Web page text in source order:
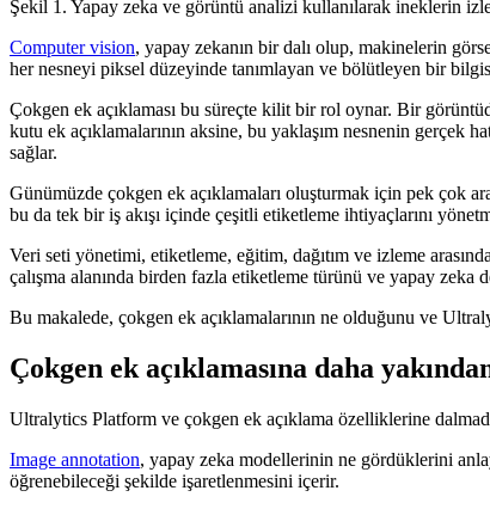
Şekil 1. Yapay zeka ve görüntü analizi kullanılarak ineklerin
Computer vision, yapay zekanın bir dalı olup, makinelerin
her nesneyi piksel düzeyinde tanımlayan ve bölütleyen bir
Çokgen ek açıklaması bu süreçte kilit bir rol oynar. Bir
kutu ek açıklamalarının aksine, bu yaklaşım nesnenin gerçek
sağlar.
Günümüzde çokgen ek açıklamaları oluşturmak için pek çok
bu da tek bir iş akışı içinde çeşitli etiketleme ihtiyaçlarını
Veri seti yönetimi, etiketleme, eğitim, dağıtım ve izleme
çalışma alanında birden fazla etiketleme türünü ve yapay zeka
Bu makalede, çokgen ek açıklamalarının ne olduğunu ve
Çokgen ek açıklamasına daha
Ultralytics Platform ve çokgen ek açıklama özelliklerine
Image annotation, yapay zeka modellerinin ne gördüklerini
öğrenebileceği şekilde işaretlenmesini içerir.